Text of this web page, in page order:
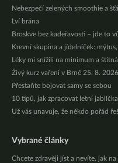
Nebezpečí zelených smoothie a
Lví brána
Broskve bez kadeřavosti – jde to
Krevní skupina a jídelníček:
Léky mi snížili na minimum a
Živý kurz vaření v Brně 25. 8. 2026
Přestaňte bojovat samy se sebou
10 tipů, jak zpracovat letní jablíčka
Už vás unavuje, že někdo pořád
Vybrané články
Chcete zdravěji jíst a nevíte, jak na